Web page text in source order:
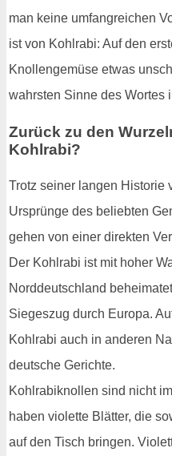
man keine umfangreichen
ist von Kohlrabi: Auf den
Knollengemüse etwas
wahrsten Sinne des Wortes
Zurück zu den
Kohlrabi?
Trotz seiner langen Historie
Ursprünge des beliebten
gehen von einer direkten
Der Kohlrabi ist mit hoher
Norddeutschland
Siegeszug durch Europa.
Kohlrabi auch in anderen
deutsche Gerichte.
Kohlrabiknollen sind nicht
haben violette Blätter, die
auf den Tisch bringen.